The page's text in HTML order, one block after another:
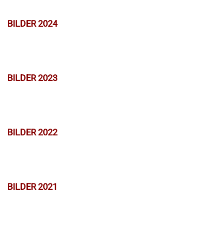
BILDER 2024
BILDER 2023
BILDER 2022
BILDER 2021